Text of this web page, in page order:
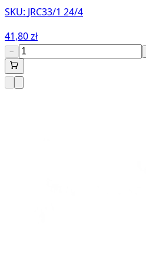
SKU: JRC33/1 24/4
41,80 zł
−